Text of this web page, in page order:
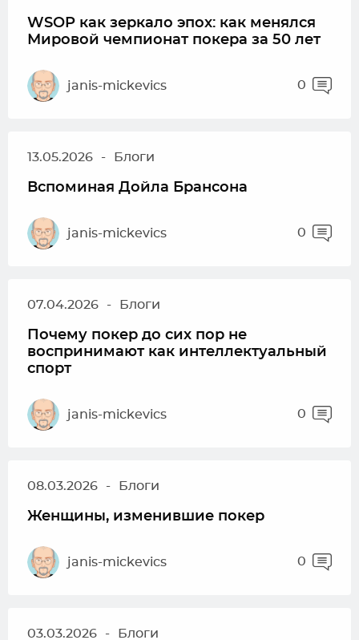
WSOP как зеркало эпох: как менялся
Мировой чемпионат покера за 50 лет
janis-mickevics 0
13.05.2026 - Блоги
Вспоминая Дойла Брансона
janis-mickevics 0
07.04.2026 - Блоги
Почему покер до сих пор не
воспринимают как интеллектуальный
спорт
janis-mickevics 0
08.03.2026 - Блоги
Женщины, изменившие покер
janis-mickevics 0
03.03.2026 - Блоги